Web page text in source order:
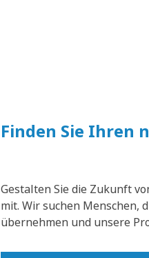
Finden Sie Ihren
Gestalten Sie die Zukunft
mit. Wir suchen Menschen,
übernehmen und unsere